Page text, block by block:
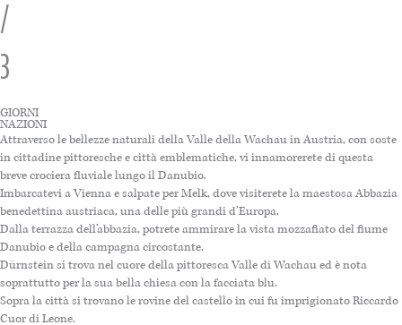
/
3
GIORNI
NAZIONI
Attraverso le bellezze naturali della Valle della Wachau in Austria, con soste
in cittadine pittoresche e città emblematiche, vi innamorerete di questa
breve crociera fluviale lungo il Danubio.
Imbarcatevi a Vienna e salpate per Melk, dove visiterete la maestosa Abbazia
benedettina austriaca, una delle più grandi d’Europa.
Dalla terrazza dell’abbazia, potrete ammirare la vista mozzafiato del fiume
Danubio e della campagna circostante.
Dürnstein si trova nel cuore della pittoresca Valle di Wachau ed è nota
soprattutto per la sua bella chiesa con la facciata blu.
Sopra la città si trovano le rovine del castello in cui fu imprigionato Riccardo
Cuor di Leone.